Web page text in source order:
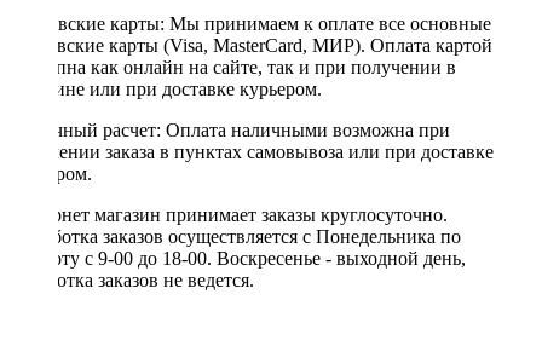
Банковские карты: Мы принимаем к оплате все основные
банковские карты (Visa, MasterCard, МИР). Оплата картой
доступна как онлайн на сайте, так и при получении в
магазине или при доставке курьером.
Наличный расчет: Оплата наличными возможна при
получении заказа в пунктах самовывоза или при доставке
курьером.
Интернет магазин принимает заказы круглосуточно.
Обработка заказов осуществляется с Понедельника по
Субботу с 9-00 до 18-00. Воскресенье - выходной день,
обработка заказов не ведется.